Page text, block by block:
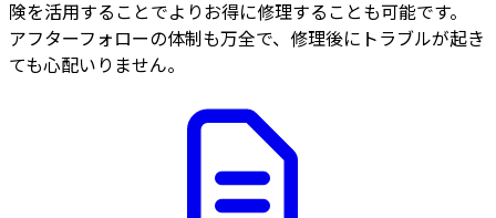
険を活用することでよりお得に修理することも可能です。
アフターフォローの体制も万全で、修理後にトラブルが起き
ても心配いりません。